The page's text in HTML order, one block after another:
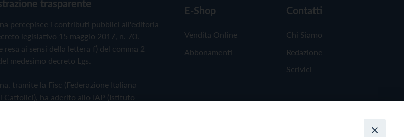
trasparente
percepisce i contributi pubblici all'editoria
legislativo 15 maggio 2017, n. 70.
resa ai sensi della lettera f) del comma 2
medesimo decreto Lgs.
tramite la Fisc (Federazione Italiana
Cattolici), ha aderito allo IAP (Istituto
E-Shop
Vendita Online
Abbonamenti
Contatti
Chi Siamo
Redazione
Scrivici